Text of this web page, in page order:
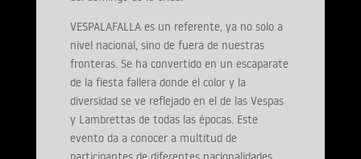
VESPALAFALLA es un referente, ya no solo a
nivel nacional, sino de fuera de nuestras
fronteras. Se ha convertido en un escaparate
de la fiesta fallera donde el color y la
diversidad se ve reflejado en el de las Vespas
y Lambrettas de todas las épocas. Este
evento da a conocer a multitud de